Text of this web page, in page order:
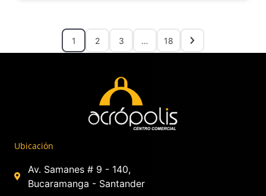
1 2 3 … 18
Ubicación
Av. Samanes # 9 - 140,
Bucaramanga - Santander